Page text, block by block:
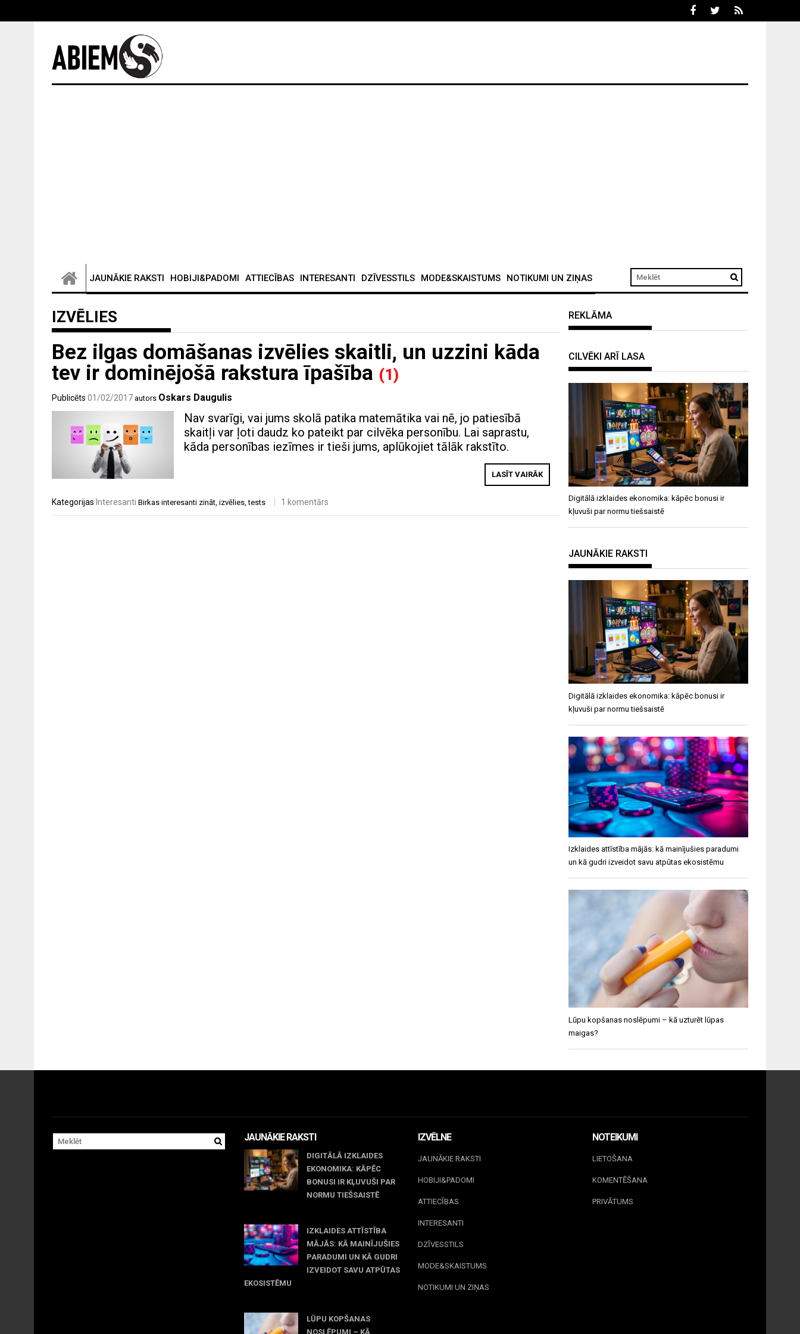
JAUNĀKIE RAKSTI HOBIJI&PADOMI ATTIECĪBAS INTERESANTI DZĪVESSTILS MODE&SKAISTUMS NOTIKUMI UN ZIŅAS
IZVĒLIES
Bez ilgas domāšanas izvēlies skaitli, un uzzini kāda
tev ir dominējošā rakstura īpašība (1)
Publicēts 01/02/2017 autors Oskars Daugulis
Nav svarīgi, vai jums skolā patika matemātika vai nē, jo patiesībā
skaitļi var ļoti daudz ko pateikt par cilvēka personību. Lai saprastu,
kāda personības iezīmes ir tieši jums, aplūkojiet tālāk rakstīto.
LASĪT VAIRĀK
Kategorijas Interesanti Birkas interesanti zināt, izvēlies,tests 1 komentārs
REKLĀMA
CILVĒKI ARĪ LASA
Digitālā izklaides ekonomika: kāpēc bonusi ir
kļuvuši par normu tiešsaistē
JAUNĀKIE RAKSTI
Digitālā izklaides ekonomika: kāpēc bonusi ir
kļuvuši par normu tiešsaistē
Izklaides attīstība mājās: kā mainījušies paradumi
un kā gudri izveidot savu atpūtas ekosistēmu
Lūpu kopšanas noslēpumi – kā uzturēt lūpas
maigas?
JAUNĀKIE RAKSTI
DIGITĀLĀ IZKLAIDES
EKONOMIKA: KĀPĒC
BONUSI IR KĻUVUŠI PAR
NORMU TIEŠSAISTĒ
IZKLAIDES ATTĪSTĪBA
MĀJĀS: KĀ MAINĪJUŠIES
PARADUMI UN KĀ GUDRI
IZVEIDOT SAVU ATPŪTAS
EKOSISTĒMU
LŪPU KOPŠANAS
NOSLĒPUMI – KĀ
IZVĒLNE
JAUNĀKIE RAKSTI
HOBIJI&PADOMI
ATTIECĪBAS
INTERESANTI
DZĪVESSTILS
MODE&SKAISTUMS
NOTIKUMI UN ZIŅAS
NOTEIKUMI
LIETOŠANA
KOMENTĒŠANA
PRIVĀTUMS